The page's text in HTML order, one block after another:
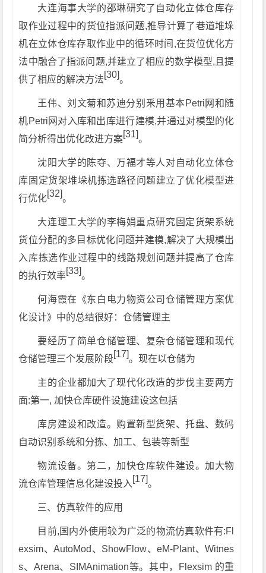
大连海事大学的邵琳研究了自动化立体仓库存
取作业过程中的货位指派问题,推导计算了巷道堆垛
机在立体仓库存取作业中的循环时间,在货位优化方
法中融合了指派问题,并建立了相应的数学模型,且提
供了相应的解决方法[30]。
王伟、刘文菊和苏迪分别釆用基本Petri网和随
机Petri网对入库和出库进行建模,并通过对模型的化
简分析得出优化改进方案[31]。
沈阳大学的陈夺、万福才等人对自动化立体仓
库固定货架堆垛机拣选路径问题建立了优化模型进
行优化[32]。
大连理工大学的李梅娟重点研究固定货架系统
货位分配的多目标优化问题并建模,解决了大规模出
入库拣选作业过程中的线路规划问题并提高了仓库
的执行效率[33]。
何海霞在《东白电力物资公司仓储管理方案优
化设计》中的总结很好：仓储管理主
要经历了简单仓储管理、复杂仓储管理和现代
仓储管理三个发展阶段[17]。现在以仓储为
主的企业都加大了现代化改造的步伐主要两方
面:第一, 加快仓库硬件设施建设这包括
库房建设和改造。购置新型货架、托盘、数码
自动识别系统和分拣、加工、包装等新型
物流设备。第二，加快仓库软件建设。加大物
流仓库管理信息化建设投入 [17]。
三、仿真软件的应用
目前,国内外使用较为广泛的物流仿真软件有:Fl
exsim、AutoMod、ShowFlow、eM-Plant、Witnes
s、Arena、SIMAnimation等。其中，Flexsim 的重